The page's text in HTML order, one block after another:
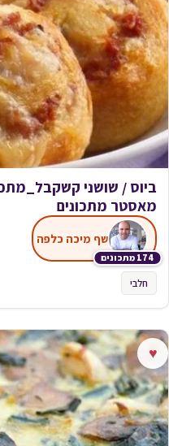
ביוס / שושני
מאסטר מתכונים
174 מתכונים
שף מיכה כלפה
חלבי
♥